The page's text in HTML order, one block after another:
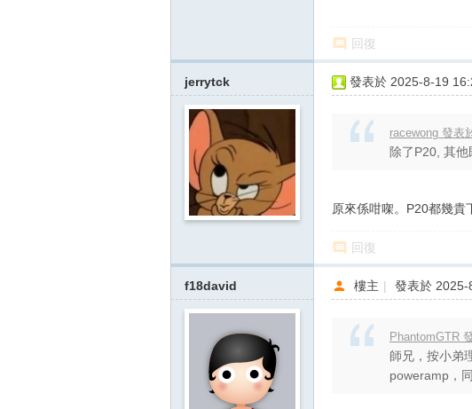
回復
jerrytck 發表於 2025-8-19
racewong 發表
除了P20, 其
原來係咁㗎。P20都幾
回復
f18david 樓主 | 發表於
PhantomGTR
師兄，按小弟
poweramp，